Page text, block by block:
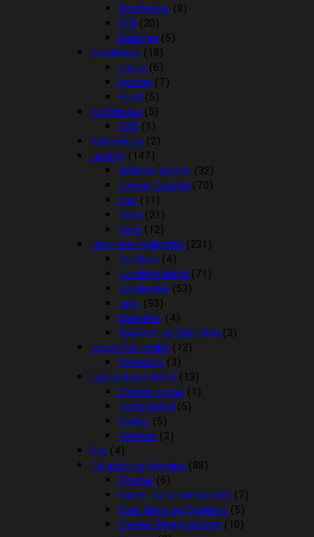
Slowfeeder (8)
Stål (20)
Underlag (5)
Hundetegn (18)
Hjerte (6)
kødben (7)
Rund (5)
Kosttilskud (5)
CBD (1)
Kølemåtter (2)
Legetøj (147)
Aktivitet legetøj (32)
Diverse Legetøj (70)
Kiwi (11)
Kong (21)
Petit (12)
Liner/seler/halsbånd (231)
Bandana (4)
Hundehalsbånd (71)
Hundeseler (53)
Liner (93)
Showliner (4)
Sporliner og Opbinding (3)
Loppe/flåt midler (12)
Vetocanis (3)
Lygter/lyshalsbånd (13)
Diverse Lygter (1)
Lyshalsbånd (5)
Orbiloc (5)
Reflexer (2)
Olie (4)
Pelspleje og trimning (88)
Børster (6)
Carder og Gummibørster (7)
Coat Kings og Shedders (5)
Diverse Plejeprodukter (10)